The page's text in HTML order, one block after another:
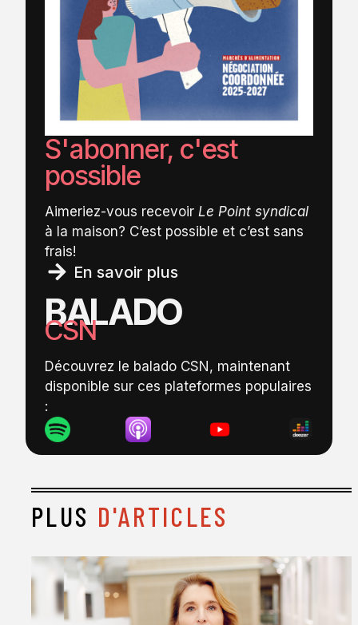
S'abonner, c'est
possible
Aimeriez-vous recevoir Le Point syndical
à la maison? C’est possible et c’est sans
frais!
En savoir plus
BALADO
CSN
Découvrez le balado CSN, maintenant
disponible sur ces plateformes populaires
:
PLUS D'ARTICLES